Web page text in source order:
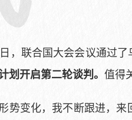
，联合国大会会议通过了
划开启第二轮谈判。 值得
势变化，我不断跟进，